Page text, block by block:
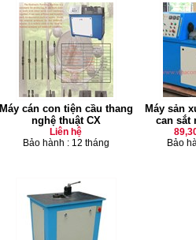
Máy cán con tiện cầu thang
nghệ thuật CX
Liên hệ
Bảo hành : 12 tháng
Máy sản
can sắt
Bảo